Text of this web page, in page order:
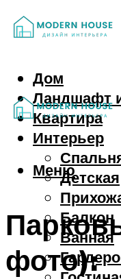
Дом
Ландшафт
Квартира
Интерьер
Детская
Балкон
Ванная
Меню
фото):